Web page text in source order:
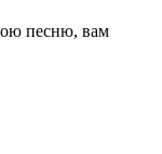
песню, вам